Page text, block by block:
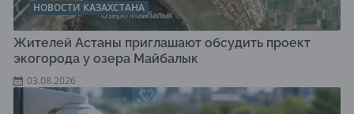
НОВОСТИ КАЗАХСТАНА
Жителей Астаны приглашают обсудить проект
экогорода у озера Майбалык
03.08.2026